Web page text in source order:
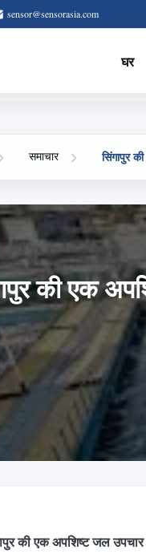
sensor@sensorasia.com
घर
समाचार सिंगापुर
की एक
की एक अपशिष्ट जल उपचार